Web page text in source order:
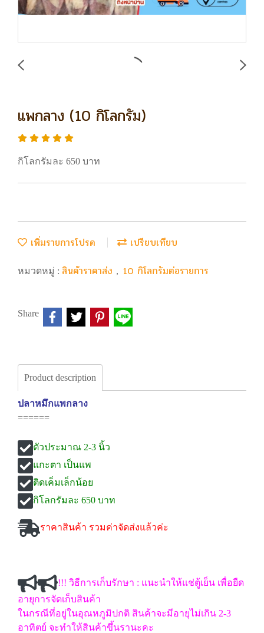
แพกลาง (10 กิโลกรัม)
กิโลกรัมละ 650 บาท
เพิ่มรายการโปรด เปรียบเทียบ
หมวดหมู่ : สินค้าราคาส่ง , 10 กิโลกรัมต่อรายการ
Share
Product description
ปลาหมึกแพกลาง
======
ตัวประมาณ 2-3 นิ้ว
แกะตา เป็นแพ
ติดเค็มเล็กน้อย
กิโลกรัมละ 650 บาท
ราคาสินค้า รวมค่าจัดส่งแล้วค่ะ
!!! วิธีการเก็บรักษา : แนะนำให้แช่ตู้เย็น เพื่อยืด
อายุการจัดเก็บสินค้า
ในกรณีที่อยู่ในอุณหภูมิปกติ สินค้าจะมีอายุไม่เกิน 2-3
อาทิตย์ จะทำให้สินค้าขึ้นรานะคะ